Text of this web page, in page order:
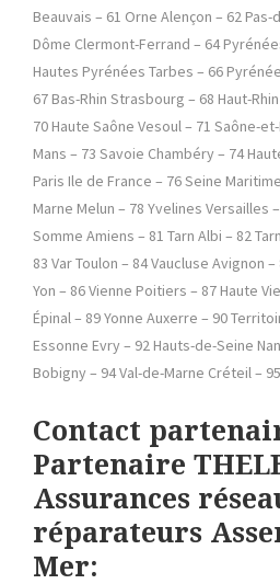
Beauvais – 61 Orne Alençon – 62
Dôme Clermont-Ferrand – 64
Hautes Pyrénées Tarbes – 66
67 Bas-Rhin Strasbourg – 68 Haut-
70 Haute Saône Vesoul – 71 Saône-
Mans – 73 Savoie Chambéry – 74
Paris Ile de France – 76 Seine
Marne Melun – 78 Yvelines Versailles
Somme Amiens – 81 Tarn Albi – 82
83 Var Toulon – 84 Vaucluse Avignon
Yon – 86 Vienne Poitiers – 87 Haute
Épinal – 89 Yonne Auxerre – 90
Essonne Evry – 92 Hauts-de-Seine
Bobigny – 94 Val-de-Marne Créteil –
Contact
Partenaire
Assurances
réparateurs
Mer: